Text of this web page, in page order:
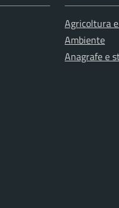
Agricoltura
Ambiente
Anagrafe e